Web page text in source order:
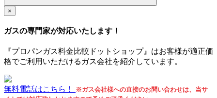
×
ガスの専門家が対応いたします！
『プロパンガス料金比較ドットショップ』はお客様が適正価
格でご利用いただけるガス会社を紹介しています。
無料電話はこちら！
※ガス会社様への直接のお問い合わせは、当サ